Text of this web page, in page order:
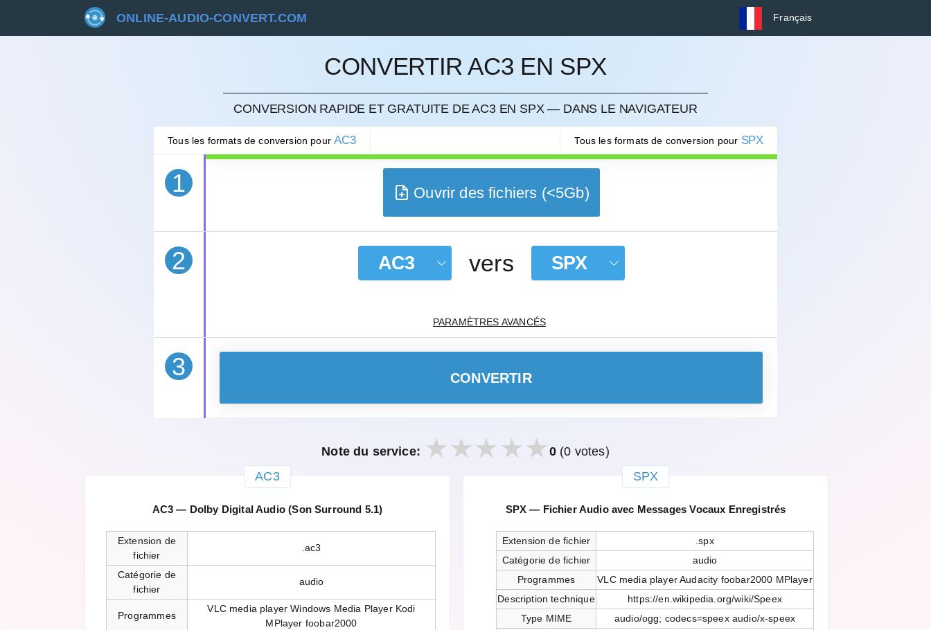
ONLINE-AUDIO-CONVERT.COM Français
CONVERTIR AC3 EN SPX
CONVERSION RAPIDE ET GRATUITE DE AC3 EN SPX — DANS LE NAVIGATEUR
Tous les formats de conversion pourAC3 Tous les formats de conversion pour SPX
1
ANNULER
Ouvrir des fichiers (<5Gb)
2 AC3 vers SPX
PARAMÈTRES AVANCÉS
3 CONVERTIR
Note du service: 0 (0 votes)
AC3
AC3 — Dolby Digital Audio (Son Surround 5.1)
Extension de
fichier
.ac3
Catégorie de
fichier
audio
Programmes
VLC media player Windows Media Player Kodi
MPlayer foobar2000
SPX
SPX — Fichier Audio avec Messages Vocaux Enregistrés
Extension de fichier
.spx
Catégorie de fichier
audio
Programmes
VLC media player Audacity foobar2000 MPlayer
Description technique
https://en.wikipedia.org/wiki/Speex
Type MIME
audio/ogg; codecs=speex audio/x-speex